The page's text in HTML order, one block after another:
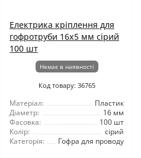
Електрика кріплення для
гофротруби 16x5 мм сірий
100 шт
Немає в наявності
Код товару: 36765
Матеріал:
Пластик
Діаметр:
16 мм
Фасовка:
100 шт
Колір:
сірий
Категорія:
Гофра для проводу